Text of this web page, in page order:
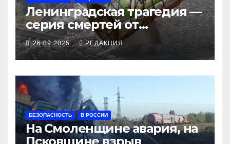
Ленинградская трагедия —
серия смертей от
алкосуррогата
26.09.2025 РЕДАКЦИЯ
БЕЗОПАСНОСТЬ В РОССИИ
На Смоленщине авария, на